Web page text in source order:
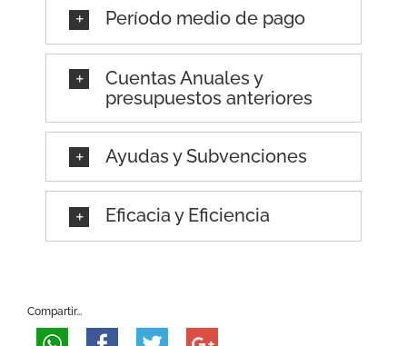
Período medio de pago
Cuentas Anuales y
presupuestos anteriores
Ayudas y Subvenciones
Eficacia y Eficiencia
Compartir...